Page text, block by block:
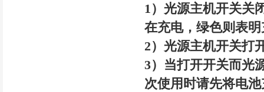
1）光源主机开关关
在充电，绿色则表
2）光源主机开关打
3）当打开开关而光
次使用时请先将电